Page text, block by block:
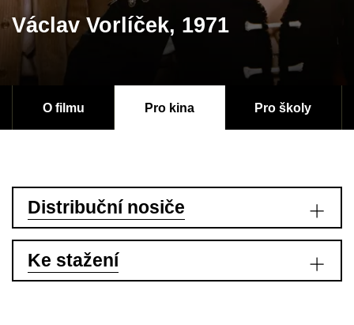
Václav Vorlíček, 1971
O filmu Pro kina Pro školy
Distribuční nosiče
Ke stažení